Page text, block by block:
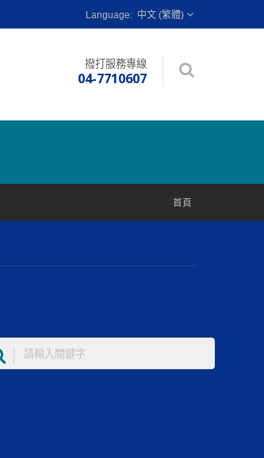
中文 (繁體)
撥打服務專線
04-7710607
首頁